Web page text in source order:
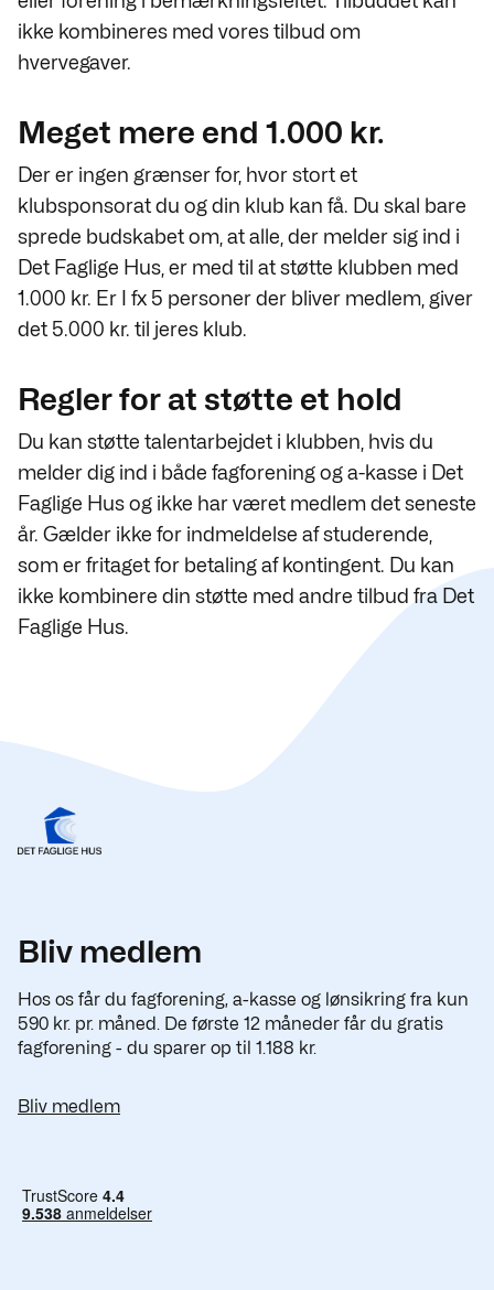
ikke kombineres med vores tilbud om
hvervegaver.
Meget mere end 1.000 kr.
Der er ingen grænser for, hvor stort et
klubsponsorat du og din klub kan få. Du skal bare
sprede budskabet om, at alle, der melder sig ind i
Det Faglige Hus, er med til at støtte klubben med
1.000 kr. Er I fx 5 personer der bliver medlem, giver
det 5.000 kr. til jeres klub.
Regler for at støtte et hold
Du kan støtte talentarbejdet i klubben, hvis du
melder dig ind i både fagforening og a-kasse i Det
Faglige Hus og ikke har været medlem det seneste
år. Gælder ikke for indmeldelse af studerende,
som er fritaget for betaling af kontingent. Du kan
ikke kombinere din støtte med andre tilbud fra Det
Faglige Hus.
Bliv medlem
Hos os får du fagforening, a-kasse og lønsikring fra kun
590 kr. pr. måned. De første 12 måneder får du gratis
fagforening - du sparer op til 1.188 kr.
Bliv medlem